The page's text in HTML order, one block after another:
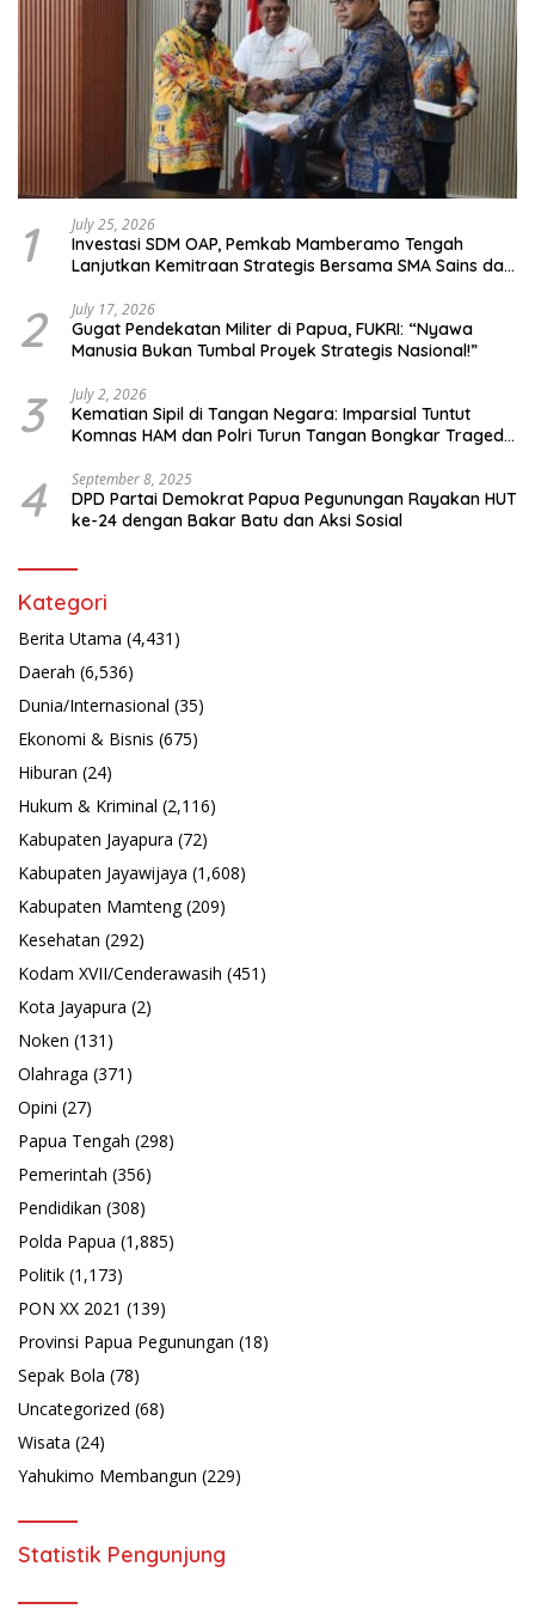
1 July 25, 2026
Investasi SDM OAP, Pemkab Mamberamo Tengah
Lanjutkan Kemitraan Strategis Bersama SMA Sains dan
2 July 17, 2026
Gugat Pendekatan Militer di Papua, FUKRI: “Nyawa
Manusia Bukan Tumbal Proyek Strategis Nasional!”
3 July 2, 2026
Kematian Sipil di Tangan Negara: Imparsial Tuntut
Komnas HAM dan Polri Turun Tangan Bongkar Tragedi
4 September 8, 2025
DPD Partai Demokrat Papua Pegunungan Rayakan HUT
ke-24 dengan Bakar Batu dan Aksi Sosial
Kategori
Berita Utama (4,431)
Daerah (6,536)
Dunia/Internasional (35)
Ekonomi & Bisnis (675)
Hiburan (24)
Hukum & Kriminal (2,116)
Kabupaten Jayapura (72)
Kabupaten Jayawijaya (1,608)
Kabupaten Mamteng(209)
Kesehatan (292)
Kodam XVII/Cenderawasih (451)
Kota Jayapura (2)
Noken (131)
Olahraga (371)
Opini (27)
Papua Tengah (298)
Pemerintah (356)
Pendidikan (308)
Polda Papua (1,885)
Politik (1,173)
PON XX 2021 (139)
Provinsi Papua Pegunungan (18)
Sepak Bola (78)
Uncategorized (68)
Wisata (24)
Yahukimo Membangun (229)
Statistik Pengunjung